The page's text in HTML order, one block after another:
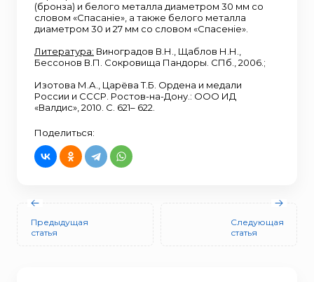
(бронза) и белого металла диаметром 30 мм со
словом «Спасанiе», а также белого металла
диаметром 30 и 27 мм со словом «Спасенiе».
Литература: Виноградов В.Н., Щаблов Н.Н.,
Бессонов В.П. Сокровища Пандоры. СПб., 2006.;
Изотова М.А., Царёва Т.Б. Ордена и медали
России и СССР. Ростов-на-Дону.: ООО ИД
«Валдис», 2010. С. 621– 622.
Поделиться:
Предыдущая
статья
Следующая
статья